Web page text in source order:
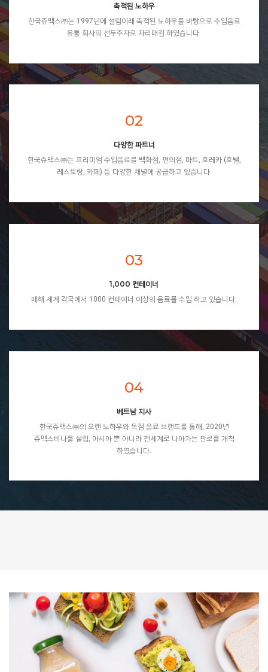
축적된 노하우
한국쥬맥스㈜는 1997년에 설립이래 축적된 노하우를 바탕으로 수입음료
유통 회사의 선두주자로 자리매김 하였습니다.
02
다양한 파트너
한국쥬맥스㈜는 프리미엄 수입음료를 백화점, 편의점, 마트, 호레카 (호텔,
레스토랑, 카페) 등 다양한 채널에 공급하고 있습니다.
03
1,000 컨테이너
매해 세계 각국에서 1000 컨테이너 이상의 음료를 수입 하고 있습니다.
04
베트남 지사
한국쥬맥스㈜의 오랜 노하우와 독점 음료 브랜드를 통해, 2020년
쥬맥스비나를 설립, 아시아 뿐 아니라 전세계로 나아가는 판로를 개척
하였습니다.